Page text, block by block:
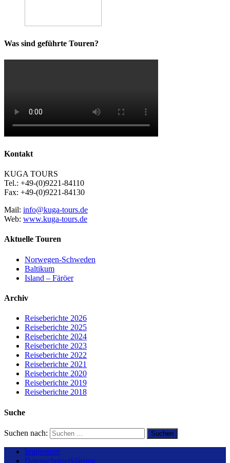
Was sind geführte Touren?
Kontakt
KUGA TOURS
Tel.: +49-(0)9221-84110
Fax: +49-(0)9221-84130
Mail: info@kuga-tours.de
Web: www.kuga-tours.de
Aktuelle Touren
Norwegen-Schweden
Baltikum
Island – Färöer
Archiv
Reiseberichte 2026
Reiseberichte 2025
Reiseberichte 2024
Reiseberichte 2023
Reiseberichte 2022
Reiseberichte 2021
Reiseberichte 2020
Reiseberichte 2019
Reiseberichte 2018
Suche
Suchen nach:
Impressum
Datenschutzerklärung